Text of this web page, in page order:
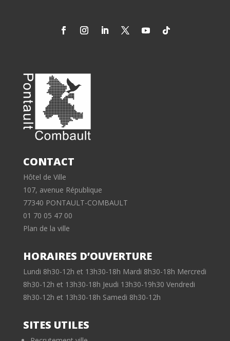
CONTACT
Hôtel de Ville
107, avenue République
77340 PONTAULT-COMBAULT
01 70 05 47 00
Plan de la ville
HORAIRES D’OUVERTURE
Lundi 8h30-12h et 13h30-18h Mardi 8h30-18h Mercredi
8h30-12h et 13h30-18h Jeudi 13h30-19h30 Vendredi
8h30-12h et 13h30-18h Samedi 8h30-12h
SITES UTILES